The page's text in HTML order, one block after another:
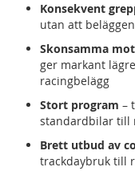
Konsekvent
utan att
Skonsamma
ger markant
racingbelägg
Stort program –
standardbilar till
Brett utbud av
trackdaybruk till